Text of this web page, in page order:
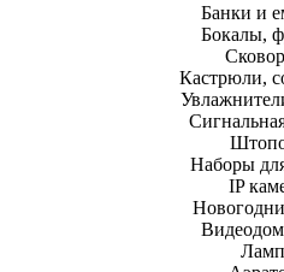
Банки и
Бокалы,
Кастрюли,
Наборы
IP